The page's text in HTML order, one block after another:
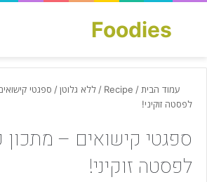
Foodies
חפש עבור
עמוד הבית /
Recipe
/ ללא גלוטן/ ספגטי
לפסטה זוקיני!
ספגטי קישואים –
לפסטה זוקיני!